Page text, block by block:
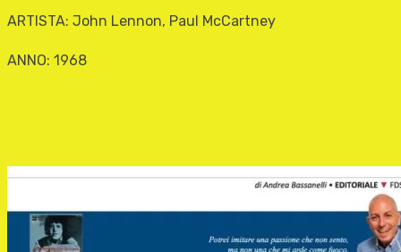
ARTISTA: John Lennon, Paul McCartney
ANNO: 1968